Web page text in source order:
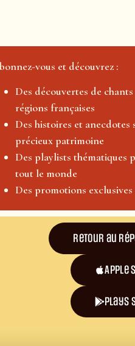
vous et découvrez :
Des découvertes de
régions françaises
Des histoires et
précieux patrimoine
Des playlists thématiques
tout le monde
Des promotions
Retour au
Apple
plays